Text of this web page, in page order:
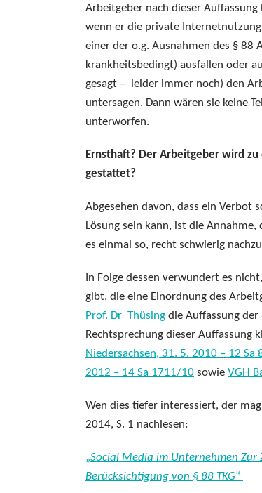
Arbeitgeber nach dieser
wenn er die private
einer der o.g. Ausnahmen des § 88
krankheitsbedingt) ausfallen oder
gesagt – leider immer noch) den
untersagen. Dann wären sie keine
unterworfen.
Ernsthaft? Der Arbeitgeber wird
gestattet?
Abgesehen davon, dass ein Verbot
Lösung sein kann, ist die
es einmal so, recht schwierig
In Folge dessen verwundert es
gibt, die eine Einordnung des
Prof. Dr Thüsing die Auffassung
Rechtsprechung dieser Auffassung
Niedersachsen, 31. 5. 2010 – 12 Sa
2012 – 14 Sa 1711/10 sowie VGH
Wen dies tiefer interessiert, der
2014, S. 1 nachlesen:
„Social Media im Unternehmen
Berücksichtigung von § 88 TKG“